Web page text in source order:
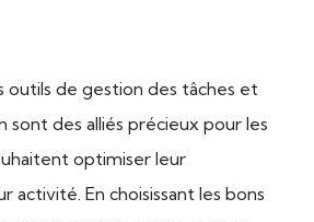
outils de gestion des tâches et
sont des alliés précieux pour les
optimiser leur
activité. En choisissant les bons